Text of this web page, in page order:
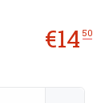
€14 50